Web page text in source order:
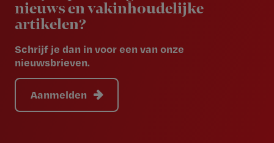
nieuws en vakinhoudelijke
artikelen?
Schrijf je dan in voor een van onze
nieuwsbrieven.
Aanmelden